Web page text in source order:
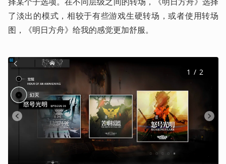
了淡出的模式，相较于有些游戏生硬转场，或者使用转场
图，《明日方舟》给我的感觉更加舒服。
1 / 2